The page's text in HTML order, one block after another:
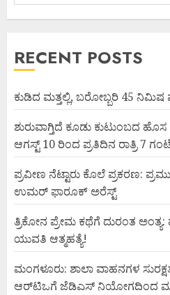
RECENT POSTS
ಕುಡಿದ ಮತ್ತಲ್ಲಿ, ಬರೋಬ್ಬರಿ 45
ಶುರುವಾಗ್ತಿದೆ ಕೂಡು ಕುಟುಂಬದ
ಆಗಸ್ಟ್ 10 ರಿಂದ ಪ್ರತಿದಿನ ರಾತ್ರಿ 7
ಪ್ರವೀಣ ನೆಟ್ಟಾರು ಕೊಲೆ ಪ್ರಕರಣ:
ಉಮರ್ ಫಾರೂಕ್ ಅರೆಸ್ಟ್
ತ್ರಿಕೋನ ಪ್ರೇಮ ಕಥೆಗೆ ದುರಂತ ಅಂತ್ಯ:
ಯುವತಿ ಆತ್ಮಹತ್ಯೆ!
ಮಂಗಳೂರು: ಶಾಲಾ ವಾಹನಗಳ
ಆರ್‌ಟಿಒಗೆ ಜೆಡಿಎಸ್ ನಿಯೋಗದಿಂದ